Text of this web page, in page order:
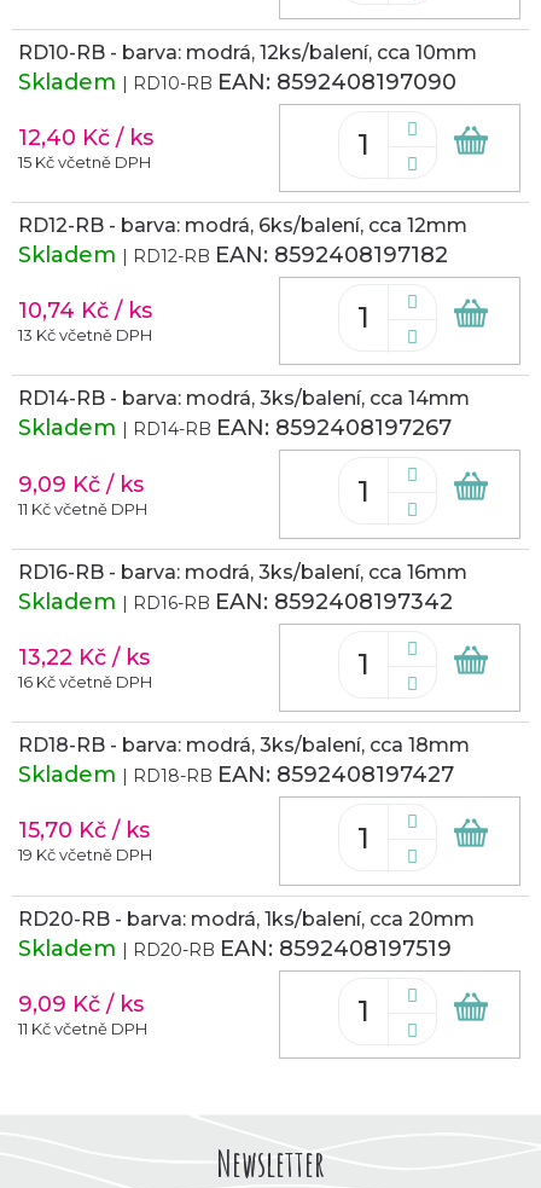
RD10-RB - barva: modrá, 12ks/balení, cca 10mm
Skladem | RD10-RB EAN: 8592408197090
12,40 Kč / ks
15 Kč včetně DPH
RD12-RB - barva: modrá, 6ks/balení, cca 12mm
Skladem | RD12-RB EAN: 8592408197182
10,74 Kč / ks
13 Kč včetně DPH
RD14-RB - barva: modrá, 3ks/balení, cca 14mm
Skladem | RD14-RB EAN: 8592408197267
9,09 Kč / ks
11 Kč včetně DPH
RD16-RB - barva: modrá, 3ks/balení, cca 16mm
Skladem | RD16-RB EAN: 8592408197342
13,22 Kč / ks
16 Kč včetně DPH
RD18-RB - barva: modrá, 3ks/balení, cca 18mm
Skladem | RD18-RB EAN: 8592408197427
15,70 Kč / ks
19 Kč včetně DPH
RD20-RB - barva: modrá, 1ks/balení, cca 20mm
Skladem | RD20-RB EAN: 8592408197519
9,09 Kč / ks
11 Kč včetně DPH
Newsletter